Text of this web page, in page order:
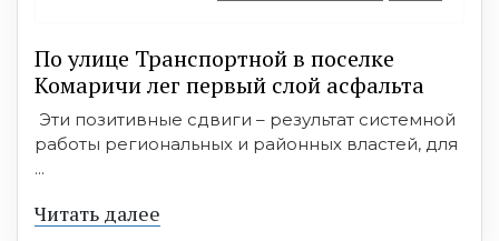
По улице Транспортной в поселке
Комаричи лег первый слой асфальта
Эти позитивные сдвиги – результат системной
работы региональных и районных властей, для
...
Читать далее